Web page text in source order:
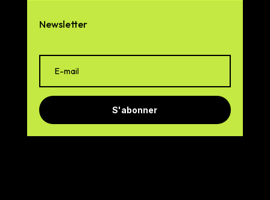
Newsletter
S'abonner